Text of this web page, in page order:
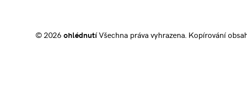
© 2026ohlédnutíVšechna práva vyhrazena. Kopírování